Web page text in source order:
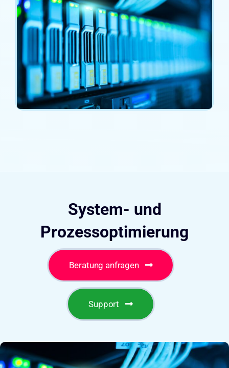
System- und
Prozessoptimierung
Beratung anfragen
Support